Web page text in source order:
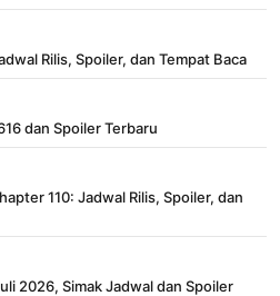
Rilis, Spoiler, dan Tempat Baca
dan Spoiler Terbaru
110: Jadwal Rilis, Spoiler, dan
2026, Simak Jadwal dan Spoiler